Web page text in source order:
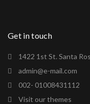
Get in touch
1422 1st St. Santa
admin@e-mail.com
002- 01008431112
Visit our themes